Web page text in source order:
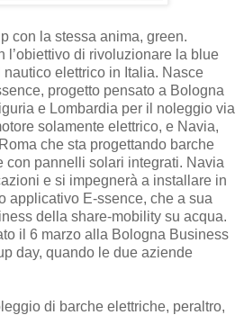
con la stessa anima, green.
l’obiettivo di rivoluzionare la blue
elettrico in Italia. Nasce
progetto pensato a Bologna
e Lombardia per il noleggio via
solamente elettrico, e Navia,
che sta progettando barche
con pannelli solari integrati. Navia
e si impegnerà a installare in
applicativo E-ssence, che a sua
della share-mobility su acqua.
il 6 marzo alla Bologna Business
day, quando le due aziende
di barche elettriche, peraltro,